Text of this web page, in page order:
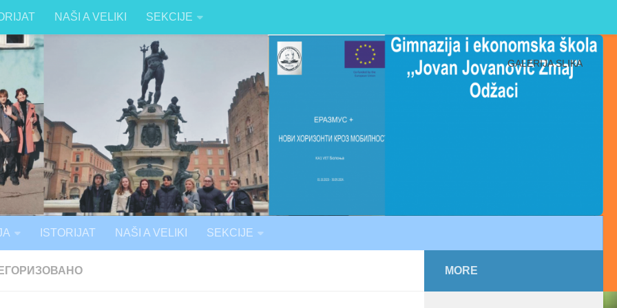
NAŠI A VELIKI SEKCIJE
GALERIJA SLIKA
ISTORIJAT NAŠI A VELIKI SEKCIJE
MORE